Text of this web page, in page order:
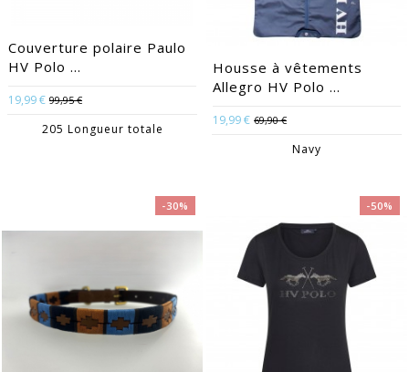
Couverture polaire Paulo
HV Polo ...
19,99 € 99,95 €
205 Longueur totale
Housse à vêtements
Allegro HV Polo ...
19,99 € 69,90 €
Navy
-30% -50%